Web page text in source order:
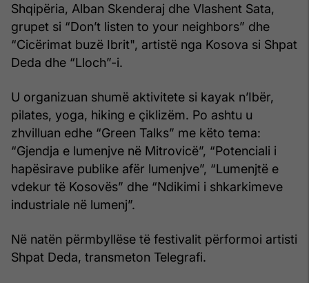
Shqipëria, Alban Skenderaj dhe Vlashent Sata,
grupet si “Don’t listen to your neighbors” dhe
“Cicërimat buzë Ibrit", artistë nga Kosova si Shpat
Deda dhe “Lloch”-i.
U organizuan shumë aktivitete si kayak n’Ibër,
pilates, yoga, hiking e çiklizëm. Po ashtu u
zhvilluan edhe “Green Talks” me këto tema:
“Gjendja e lumenjve në Mitrovicë”, “Potenciali i
hapësirave publike afër lumenjve”, “Lumenjtë e
vdekur të Kosovës” dhe “Ndikimi i shkarkimeve
industriale në lumenj”.
Në natën përmbyllëse të festivalit përformoi artisti
Shpat Deda, transmeton Telegrafi.